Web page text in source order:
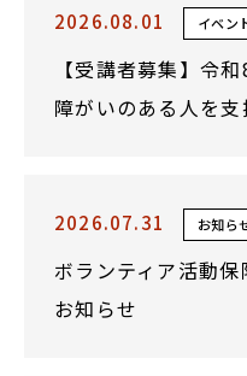
2026.08.01 イベン
【受講者募集】令
障がいのある人を
2026.07.31 お知ら
ボランティア活動
お知らせ